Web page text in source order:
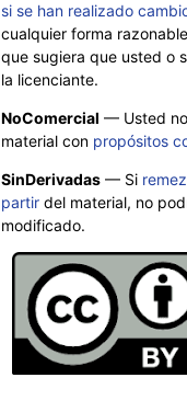
si se han realizado
cualquier forma
que sugiera que usted o
la licenciante.
NoComercial — Usted
material con propósitos
SinDerivadas — Si
partir del material, no
modificado.